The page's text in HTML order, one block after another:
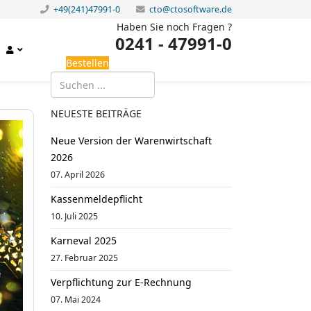
+49(241)47991-0 cto@ctosoftware.de
Haben Sie noch Fragen ?
0241 - 47991-0
Bestellen
NEUESTE BEITRÄGE
Neue Version der Warenwirtschaft
2026
07. April 2026
Kassenmeldepflicht
10. Juli 2025
Karneval 2025
27. Februar 2025
Verpflichtung zur E-Rechnung
07. Mai 2024